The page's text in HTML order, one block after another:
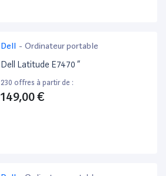
Dell - Ordinateur portable
Dell Latitude E7470 ”
230 offres à partir de :
149,00 €